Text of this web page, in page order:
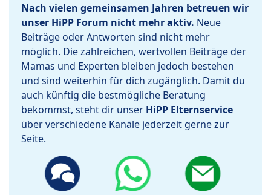
Nach vielen gemeinsamen Jahren betreuen wir
unser HiPP Forum nicht mehr aktiv. Neue
Beiträge oder Antworten sind nicht mehr
möglich. Die zahlreichen, wertvollen Beiträge der
Mamas und Experten bleiben jedoch bestehen
und sind weiterhin für dich zugänglich. Damit du
auch künftig die bestmögliche Beratung
bekommst, steht dir unser HiPP Elternservice
über verschiedene Kanäle jederzeit gerne zur
Seite.